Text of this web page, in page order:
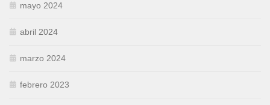
mayo 2024
abril 2024
marzo 2024
febrero 2023